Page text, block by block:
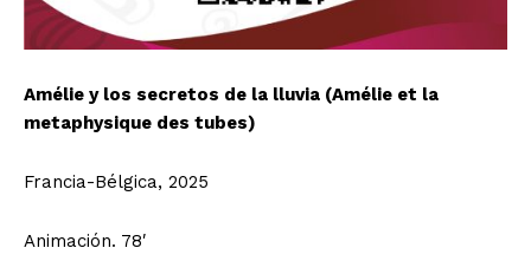
Amélie y los secretos de la lluvia (Amélie et la
metaphysique des tubes)
Francia-Bélgica, 2025
Animación. 78′